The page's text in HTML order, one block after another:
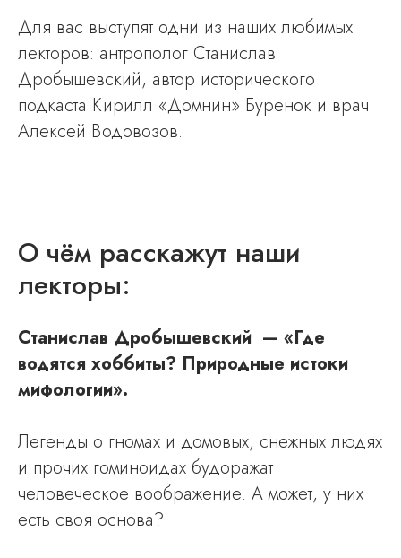
Для вас выступят одни из наших любимых
лекторов: антрополог Станислав
Дробышевский, автор исторического
подкаста Кирилл «Домнин» Буренок и врач
Алексей Водовозов.
О чём расскажут наши
лекторы:
Станислав Дробышевский — «Где
водятся хоббиты? Природные истоки
мифологии ».
Легенды о гномах и домовых, снежных людях
и прочих гоминоидах будоражат
человеческое воображение. А может, у них
есть своя основа?